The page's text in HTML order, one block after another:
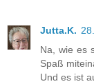
Jutta.K.
Na, wie es
Spaß
Und es ist